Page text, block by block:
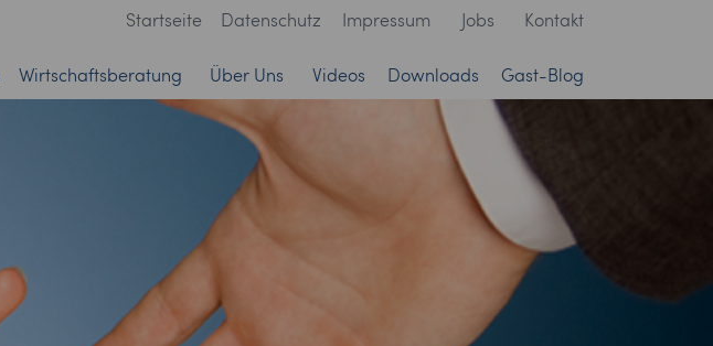
Startseite Datenschutz Impressum Jobs Kontakt
Wirtschaftsberatung Über Uns Videos Downloads Gast-Blog